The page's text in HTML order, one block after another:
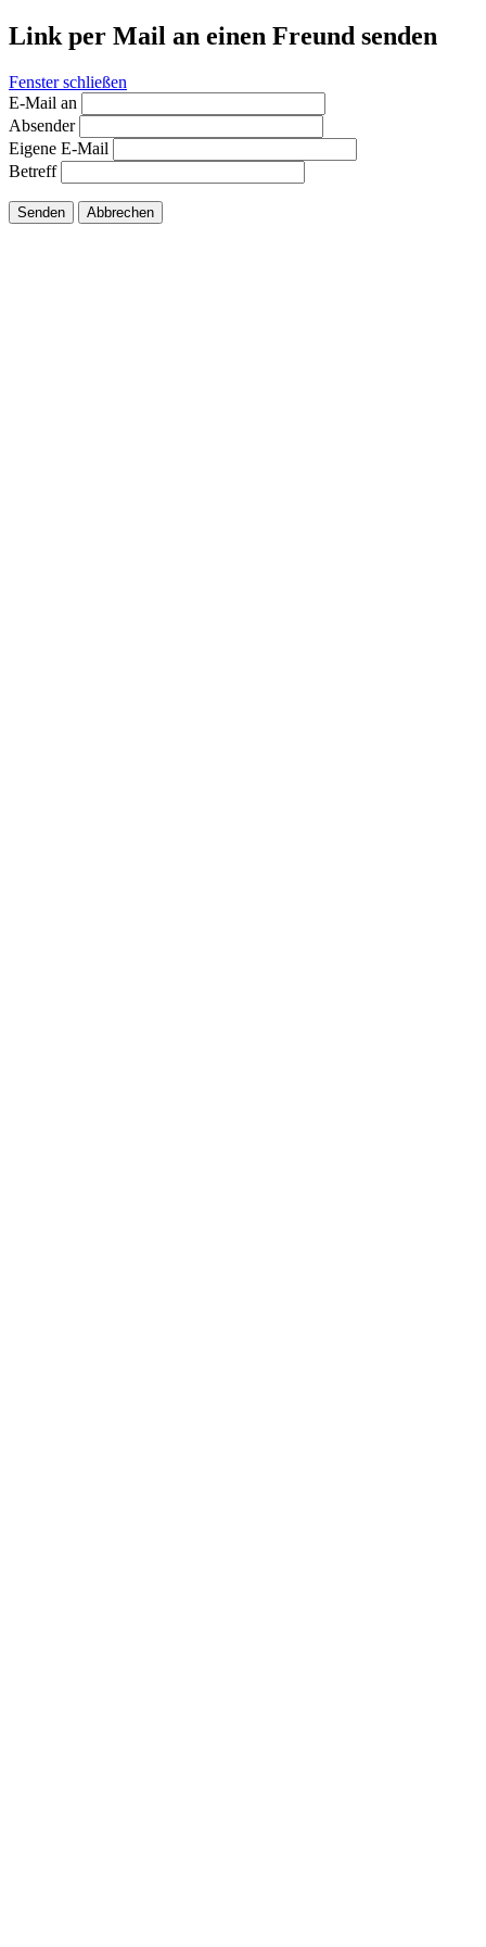
Link per Mail an einen Freund senden
Fenster schließen
E-Mail an
Absender
Eigene E-Mail
Betreff
Senden Abbrechen